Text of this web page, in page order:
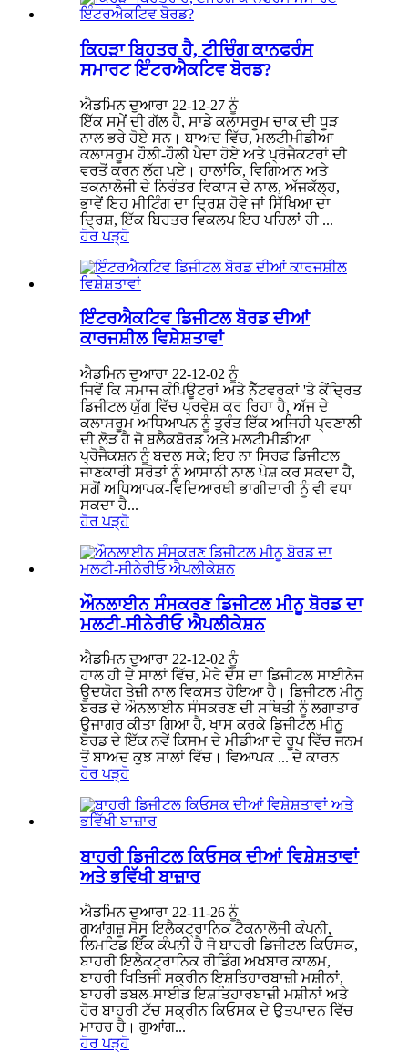
ਕਿਹੜਾ ਬਿਹਤਰ ਹੈ, ਟੀਚਿੰਗ ਕਾਨਫਰੰਸ
ਸਮਾਰਟ ਇੰਟਰਐਕਟਿਵ ਬੋਰਡ?
ਐਡਮਿਨ ਦੁਆਰਾ 22-12-27 ਨੂੰ
ਇੱਕ ਸਮੇਂ ਦੀ ਗੱਲ ਹੈ, ਸਾਡੇ ਕਲਾਸਰੂਮ ਚਾਕ ਦੀ ਧੂੜ
ਨਾਲ ਭਰੇ ਹੋਏ ਸਨ। ਬਾਅਦ ਵਿੱਚ, ਮਲਟੀਮੀਡੀਆ
ਕਲਾਸਰੂਮ ਹੌਲੀ-ਹੌਲੀ ਪੈਦਾ ਹੋਏ ਅਤੇ ਪ੍ਰੋਜੈਕਟਰਾਂ ਦੀ
ਵਰਤੋਂ ਕਰਨ ਲੱਗ ਪਏ। ਹਾਲਾਂਕਿ, ਵਿਗਿਆਨ ਅਤੇ
ਤਕਨਾਲੋਜੀ ਦੇ ਨਿਰੰਤਰ ਵਿਕਾਸ ਦੇ ਨਾਲ, ਅੱਜਕੱਲ੍ਹ,
ਭਾਵੇਂ ਇਹ ਮੀਟਿੰਗ ਦਾ ਦ੍ਰਿਸ਼ ਹੋਵੇ ਜਾਂ ਸਿੱਖਿਆ ਦਾ
ਦ੍ਰਿਸ਼, ਇੱਕ ਬਿਹਤਰ ਵਿਕਲਪ ਇਹ ਪਹਿਲਾਂ ਹੀ ...
ਹੋਰ ਪੜ੍ਹੋ
ਇੰਟਰਐਕਟਿਵ ਡਿਜੀਟਲ ਬੋਰਡ ਦੀਆਂ
ਕਾਰਜਸ਼ੀਲ ਵਿਸ਼ੇਸ਼ਤਾਵਾਂ
ਐਡਮਿਨ ਦੁਆਰਾ 22-12-02 ਨੂੰ
ਜਿਵੇਂ ਕਿ ਸਮਾਜ ਕੰਪਿਊਟਰਾਂ ਅਤੇ ਨੈੱਟਵਰਕਾਂ 'ਤੇ ਕੇਂਦ੍ਰਿਤ
ਡਿਜੀਟਲ ਯੁੱਗ ਵਿੱਚ ਪ੍ਰਵੇਸ਼ ਕਰ ਰਿਹਾ ਹੈ, ਅੱਜ ਦੇ
ਕਲਾਸਰੂਮ ਅਧਿਆਪਨ ਨੂੰ ਤੁਰੰਤ ਇੱਕ ਅਜਿਹੀ ਪ੍ਰਣਾਲੀ
ਦੀ ਲੋੜ ਹੈ ਜੋ ਬਲੈਕਬੋਰਡ ਅਤੇ ਮਲਟੀਮੀਡੀਆ
ਪ੍ਰੋਜੈਕਸ਼ਨ ਨੂੰ ਬਦਲ ਸਕੇ; ਇਹ ਨਾ ਸਿਰਫ਼ ਡਿਜੀਟਲ
ਜਾਣਕਾਰੀ ਸਰੋਤਾਂ ਨੂੰ ਆਸਾਨੀ ਨਾਲ ਪੇਸ਼ ਕਰ ਸਕਦਾ ਹੈ,
ਸਗੋਂ ਅਧਿਆਪਕ-ਵਿਦਿਆਰਥੀ ਭਾਗੀਦਾਰੀ ਨੂੰ ਵੀ ਵਧਾ
ਸਕਦਾ ਹੈ...
ਹੋਰ ਪੜ੍ਹੋ
ਔਨਲਾਈਨ ਸੰਸਕਰਣ ਡਿਜੀਟਲ ਮੀਨੂ ਬੋਰਡ ਦਾ
ਮਲਟੀ-ਸੀਨੇਰੀਓ ਐਪਲੀਕੇਸ਼ਨ
ਐਡਮਿਨ ਦੁਆਰਾ 22-12-02 ਨੂੰ
ਹਾਲ ਹੀ ਦੇ ਸਾਲਾਂ ਵਿੱਚ, ਮੇਰੇ ਦੇਸ਼ ਦਾ ਡਿਜੀਟਲ ਸਾਈਨੇਜ
ਉਦਯੋਗ ਤੇਜ਼ੀ ਨਾਲ ਵਿਕਸਤ ਹੋਇਆ ਹੈ। ਡਿਜੀਟਲ ਮੀਨੂ
ਬੋਰਡ ਦੇ ਔਨਲਾਈਨ ਸੰਸਕਰਣ ਦੀ ਸਥਿਤੀ ਨੂੰ ਲਗਾਤਾਰ
ਉਜਾਗਰ ਕੀਤਾ ਗਿਆ ਹੈ, ਖਾਸ ਕਰਕੇ ਡਿਜੀਟਲ ਮੀਨੂ
ਬੋਰਡ ਦੇ ਇੱਕ ਨਵੇਂ ਕਿਸਮ ਦੇ ਮੀਡੀਆ ਦੇ ਰੂਪ ਵਿੱਚ ਜਨਮ
ਤੋਂ ਬਾਅਦ ਕੁਝ ਸਾਲਾਂ ਵਿੱਚ। ਵਿਆਪਕ ... ਦੇ ਕਾਰਨ
ਹੋਰ ਪੜ੍ਹੋ
ਬਾਹਰੀ ਡਿਜੀਟਲ ਕਿਓਸਕ ਦੀਆਂ ਵਿਸ਼ੇਸ਼ਤਾਵਾਂ
ਅਤੇ ਭਵਿੱਖੀ ਬਾਜ਼ਾਰ
ਐਡਮਿਨ ਦੁਆਰਾ 22-11-26 ਨੂੰ
ਗੁਆਂਗਜ਼ੂ ਸੋਸੂ ਇਲੈਕਟ੍ਰਾਨਿਕ ਟੈਕਨਾਲੋਜੀ ਕੰਪਨੀ,
ਲਿਮਟਿਡ ਇੱਕ ਕੰਪਨੀ ਹੈ ਜੋ ਬਾਹਰੀ ਡਿਜੀਟਲ ਕਿਓਸਕ,
ਬਾਹਰੀ ਇਲੈਕਟ੍ਰਾਨਿਕ ਰੀਡਿੰਗ ਅਖਬਾਰ ਕਾਲਮ,
ਬਾਹਰੀ ਖਿਤਿਜੀ ਸਕ੍ਰੀਨ ਇਸ਼ਤਿਹਾਰਬਾਜ਼ੀ ਮਸ਼ੀਨਾਂ,
ਬਾਹਰੀ ਡਬਲ-ਸਾਈਡ ਇਸ਼ਤਿਹਾਰਬਾਜ਼ੀ ਮਸ਼ੀਨਾਂ ਅਤੇ
ਹੋਰ ਬਾਹਰੀ ਟੱਚ ਸਕ੍ਰੀਨ ਕਿਓਸਕ ਦੇ ਉਤਪਾਦਨ ਵਿੱਚ
ਮਾਹਰ ਹੈ। ਗੁਆਂਗ...
ਹੋਰ ਪੜ੍ਹੋ